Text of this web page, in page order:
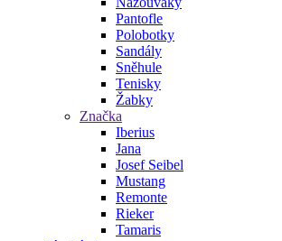
Pantofle
Polobotky
Sandály
Sněhule
Tenisky
Žabky
Značka
Iberius
Jana
Josef Seibel
Mustang
Remonte
Rieker
Tamaris